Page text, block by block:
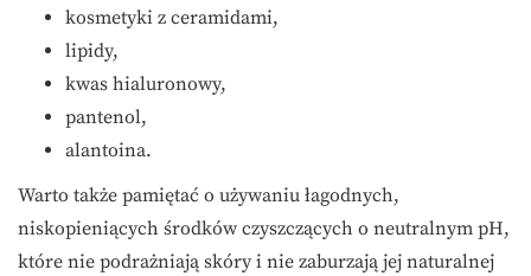
kosmetyki z ceramidami,
lipidy,
kwas hialuronowy,
pantenol,
alantoina.
Warto także pamiętać o używaniu łagodnych,
niskopieniących środków czyszczących o neutralnym pH,
które nie podrażniają skóry i nie zaburzają jej naturalnej